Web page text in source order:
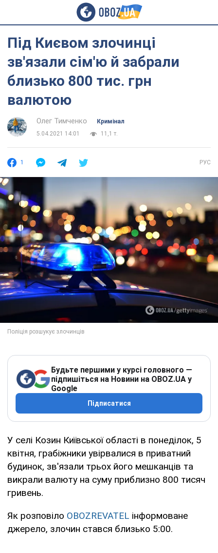
Під Києвом злочинці
зв'язали сім'ю й забрали
близько 800 тис. грн
валютою
Олег Тимченко
Кримінал
5.04.2021 14:01
11,1 т.
1 РУС
Будьте першими у курсі головного —
підпишіться на Новини на OBOZ.UA у
Google
Підписатися
У селі Козин Київської області в понеділок, 5
квітня, грабіжники увірвалися в приватний
будинок, зв'язали трьох його мешканців та
викрали валюту на суму приблизно 800 тисяч
гривень.
Як розповіло OBOZREVATEL інформоване
джерело, злочин стався близько 5:00.